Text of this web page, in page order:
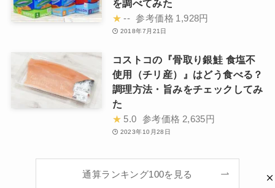
を調べてみた
★ -- 参考価格 1,928円
2018年7月21日
コストコの『骨取り銀鮭 食塩不
使用（チリ産）』はどう食べる？
調理方法・旨みをチェックしてみ
た
★ 5.0 参考価格 2,635円
2023年10月28日
通算ランキング100を見る